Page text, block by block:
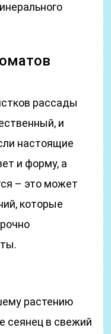
рассады
и
настоящие
и форму, а
– это может
которые
растению
сеянец в свежий